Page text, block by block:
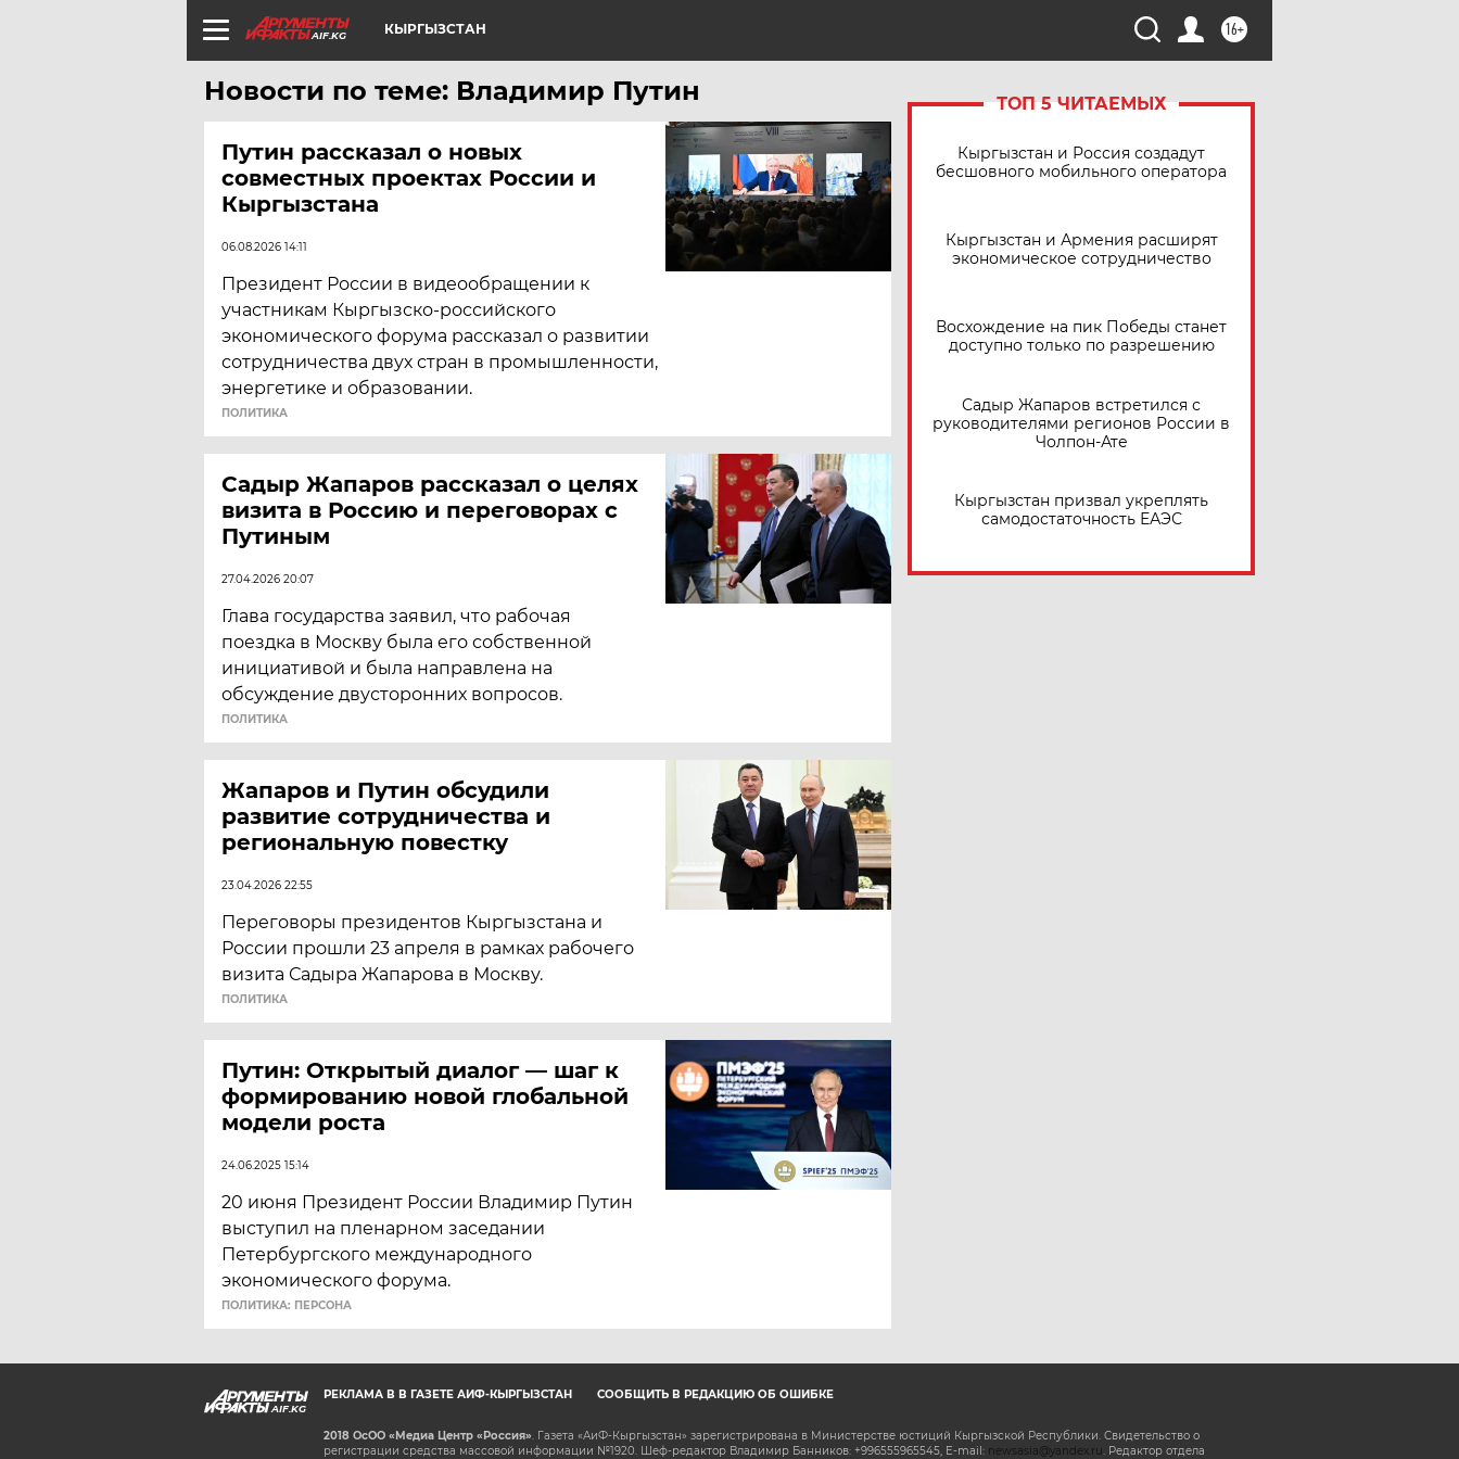
AIF.KG 16+
КЫРГЫЗСТАН
Новости по теме: Владимир Путин
Путин рассказал о новых
совместных проектах России и
Кыргызстана
06.08.2026 14:11
Президент России в видеообращении к
участникам Кыргызско-российского
экономического форума рассказал о развитии
сотрудничества двух стран в промышленности,
энергетике и образовании.
ПОЛИТИКА
Садыр Жапаров рассказал о целях
визита в Россию и переговорах с
Путиным
27.04.2026 20:07
Глава государства заявил, что рабочая
поездка в Москву была его собственной
инициативой и была направлена на
обсуждение двусторонних вопросов.
ПОЛИТИКА
Жапаров и Путин обсудили
развитие сотрудничества и
региональную повестку
23.04.2026 22:55
Переговоры президентов Кыргызстана и
России прошли 23 апреля в рамках рабочего
визита Садыра Жапарова в Москву.
ПОЛИТИКА
Путин: Открытый диалог — шаг к
формированию новой глобальной
модели роста
24.06.2025 15:14
20 июня Президент России Владимир Путин
выступил на пленарном заседании
Петербургского международного
экономического форума.
ПОЛИТИКА: ПЕРСОНА
ТОП 5 ЧИТАЕМЫХ
Кыргызстан и Россия создадут
бесшовного мобильного оператора
Кыргызстан и Армения расширят
экономическое сотрудничество
Восхождение на пик Победы станет
доступно только по разрешению
Садыр Жапаров встретился с
руководителями регионов России в
Чолпон-Ате
Кыргызстан призвал укреплять
самодостаточность ЕАЭС
AIF.KG
РЕКЛАМА В В ГАЗЕТЕ АИФ-КЫРГЫЗСТАН СООБЩИТЬ В РЕДАКЦИЮ ОБ ОШИБКЕ
2018 ОсОО «Медиа Центр «Россия». Газета «АиФ-Кыргызстан» зарегистрирована в Министерстве юстиций Кыргызской Республики. Свидетельство о
регистрации средства массовой информации №1920. Шеф-редактор Владимир Банников: +996555965545, E-mail: newsasia@yandex.ru. Редактор отдела